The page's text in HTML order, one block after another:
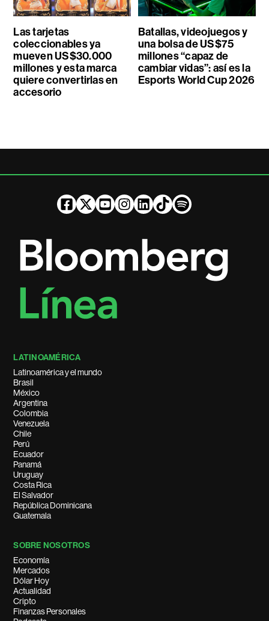
Las tarjetas
coleccionables ya
mueven US$30.000
millones y esta marca
quiere convertirlas en
accesorio
Batallas, videojuegos y
una bolsa de US$75
millones “capaz de
cambiar vidas”: así es la
Esports World Cup 2026
LATINOAMÉRICA
Latinoamérica y el mundo
Brasil
México
Argentina
Colombia
Venezuela
Chile
Perú
Ecuador
Panamá
Uruguay
Costa Rica
El Salvador
República Dominicana
Guatemala
SOBRE NOSOTROS
Economía
Mercados
Dólar Hoy
Actualidad
Cripto
Finanzas Personales